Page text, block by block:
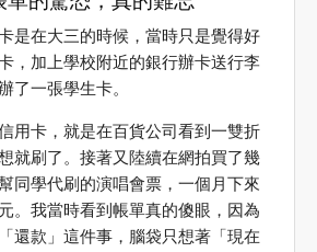
是在大三的時候，當時只是覺得好
，加上學校附近的銀行辦卡送行李
了一張學生卡。
用卡，就是在百貨公司看到一雙折
就刷了。接著又陸續在網拍買了幾
同學代刷的演唱會票，一個月下來
。我當時看到帳單真的傻眼，因為
還款」這件事，腦袋只想著「現在